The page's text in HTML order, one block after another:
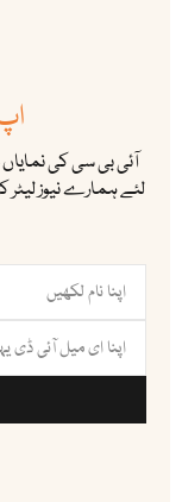
آئی بی سی کی
لئے ہمارے نیوز